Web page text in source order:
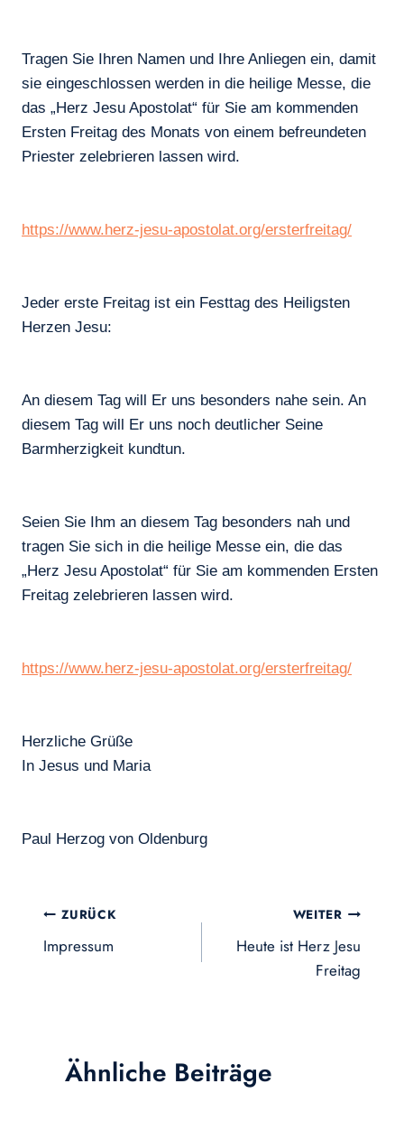
Tragen Sie Ihren Namen und Ihre Anliegen ein, damit
sie eingeschlossen werden in die heilige Messe, die
das „Herz Jesu Apostolat“ für Sie am kommenden
Ersten Freitag des Monats von einem befreundeten
Priester zelebrieren lassen wird.
https://www.herz-jesu-apostolat.org/ersterfreitag/
Jeder erste Freitag ist ein Festtag des Heiligsten
Herzen Jesu:
An diesem Tag will Er uns besonders nahe sein. An
diesem Tag will Er uns noch deutlicher Seine
Barmherzigkeit kundtun.
Seien Sie Ihm an diesem Tag besonders nah und
tragen Sie sich in die heilige Messe ein, die das
„Herz Jesu Apostolat“ für Sie am kommenden Ersten
Freitag zelebrieren lassen wird.
https://www.herz-jesu-apostolat.org/ersterfreitag/
Herzliche Grüße
In Jesus und Maria
Paul Herzog von Oldenburg
Beitragsnavigation
ZURÜCK
Impressum
WEITER
Heute ist Herz Jesu
Freitag
Ähnliche Beiträge